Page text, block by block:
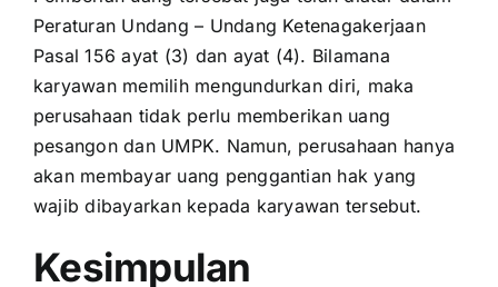
Peraturan Undang – Undang Ketenagakerjaan
Pasal 156 ayat (3) dan ayat (4). Bilamana
karyawan memilih mengundurkan diri, maka
perusahaan tidak perlu memberikan uang
pesangon dan UMPK. Namun, perusahaan hanya
akan membayar uang penggantian hak yang
wajib dibayarkan kepada karyawan tersebut.
Kesimpulan